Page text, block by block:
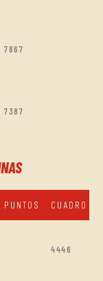
7867
7387
PUNTOS CUADRO
4446